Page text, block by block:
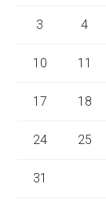
3 4
10 11
17 18
24 25
31